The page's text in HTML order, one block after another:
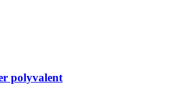
polyvalent